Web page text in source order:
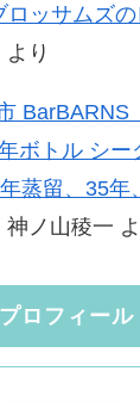
ロッサムズ
より
BarBARNS
ボトル シー
蒸留、35年
神ノ山稜一
プロフィール